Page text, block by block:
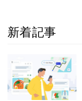
新着記事